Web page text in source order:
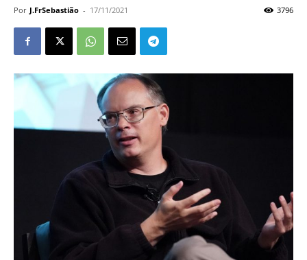
Por J.FrSebastião - 17/11/2021 3796